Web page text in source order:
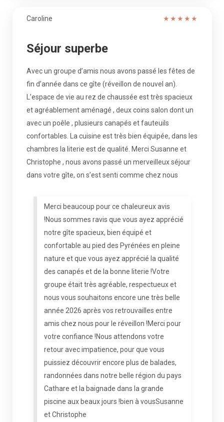
Caroline ★ ★ ★ ★ ★
Séjour superbe
Avec un groupe d’amis nous avons passé les fêtes de
fin d’année dans ce gîte (réveillon de nouvel an).
L’espace de vie au rez de chaussée est très spacieux
et agréablement aménagé , deux coins salon dont un
avec un poêle , plusieurs canapés et fauteuils
confortables. La cuisine est très bien équipée, dans les
chambres la literie est de qualité. Merci Susanne et
Christophe , nous avons passé un merveilleux séjour
dans votre gîte, on s’est senti comme chez nous
Merci beaucoup pour ce chaleureux avis
!Nous sommes ravis que vous ayez apprécié
notre gîte spacieux, bien équipé et
confortable au pied des Pyrénées en pleine
nature et que vous ayez apprécié la qualité
des canapés et de la bonne literie !Votre
groupe était très agréable, respectueux et
nous vous souhaitons encore une très belle
année 2026 après vos retrouvailles entre
amis chez nous pour le réveillon !Merci pour
votre confiance !Nous attendons votre
retour avec impatience, pour que vous
puissiez découvrir encore plus de balades,
randonnées dans notre belle région du pays
Cathare et la baignade dans la grande
piscine aux beaux jours !bien à vousSusanne
et Christophe